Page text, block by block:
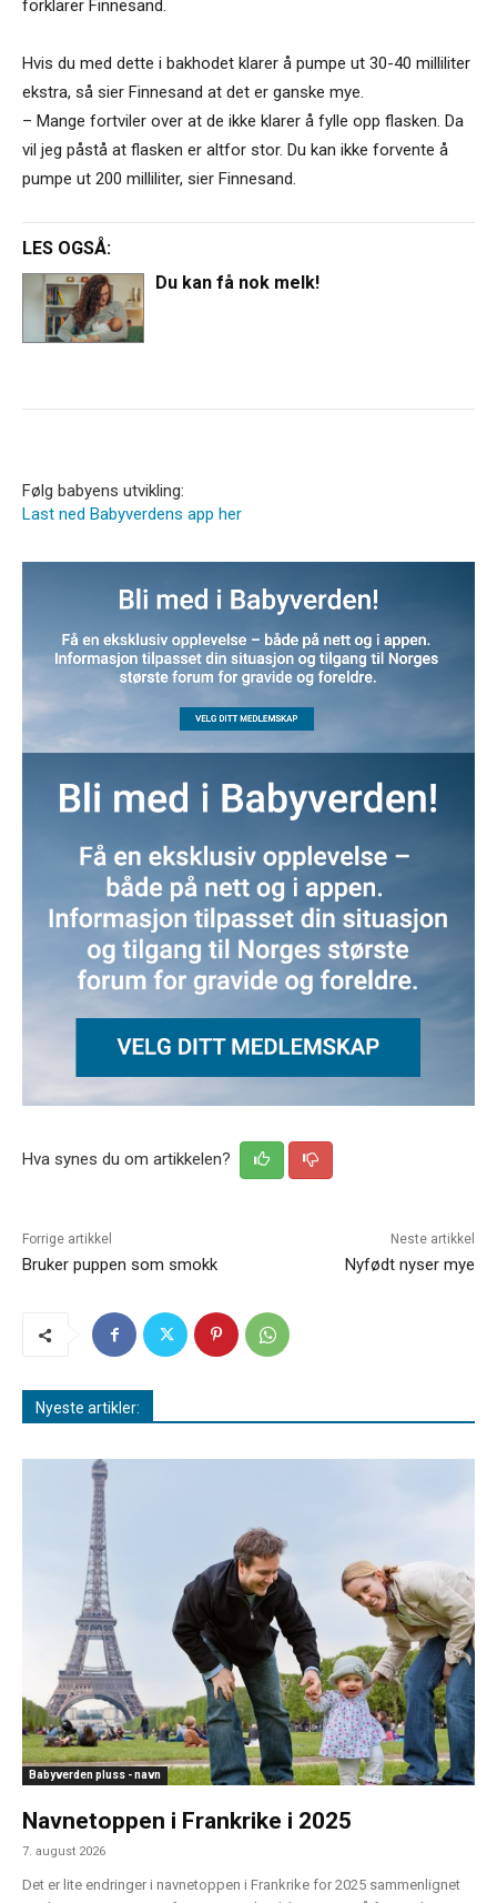
forklarer Finnesand.
Hvis du med dette i bakhodet klarer å pumpe ut 30-40 milliliter
ekstra, så sier Finnesand at det er ganske mye.
– Mange fortviler over at de ikke klarer å fylle opp flasken. Da
vil jeg påstå at flasken er altfor stor. Du kan ikke forvente å
pumpe ut 200 milliliter, sier Finnesand.
LES OGSÅ:
Du kan få nok melk!
Følg babyens utvikling:
Last ned Babyverdens app her
Hva synes du om artikkelen?
Forrige artikkel
Bruker puppen som smokk
Neste artikkel
Nyfødt nyser mye
Nyeste artikler:
Babyverden pluss - navn
Navnetoppen i Frankrike i 2025
7. august 2026
Det er lite endringer i navnetoppen i Frankrike for 2025 sammenlignet